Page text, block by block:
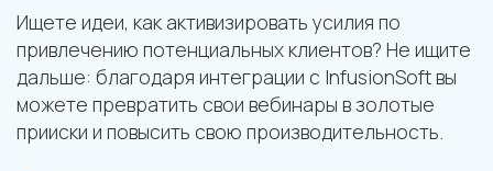
Ищете идеи, как активизировать усилия по
привлечению потенциальных клиентов? Не ищите
дальше: благодаря интеграции с InfusionSoft вы
можете превратить свои вебинары в золотые
прииски и повысить свою производительность.